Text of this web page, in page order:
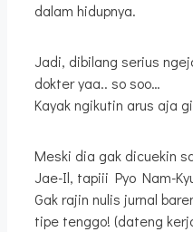
dalam hidupnya.
Jadi, dibilang serius
dokter yaa.. so soo…
Kayak ngikutin arus aja
Meski dia gak dicuekin
Jae-Il, tapiii Pyo Nam-
Gak rajin nulis jurnal
tipe tenggo! (dateng